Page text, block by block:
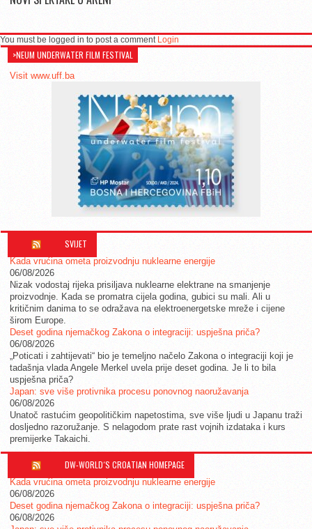
You must be logged in to post a comment Login
>NEUM UNDERWATER FILM FESTIVAL
Visit www.uff.ba
SVIJET
Kada vrućina ometa proizvodnju nuklearne energije
06/08/2026
Nizak vodostaj rijeka prisiljava nuklearne elektrane na smanjenje
proizvodnje. Kada se promatra cijela godina, gubici su mali. Ali u
kritičnim danima to se odražava na elektroenergetske mreže i cijene
širom Europe.
Deset godina njemačkog Zakona o integraciji: uspješna priča?
06/08/2026
„Poticati i zahtijevati“ bio je temeljno načelo Zakona o integraciji koji je
tadašnja vlada Angele Merkel uvela prije deset godina. Je li to bila
uspješna priča?
Japan: sve više protivnika procesu ponovnog naoružavanja
06/08/2026
Unatoč rastućim geopolitičkim napetostima, sve više ljudi u Japanu traži
dosljedno razoružanje. S nelagodom prate rast vojnih izdataka i kurs
premijerke Takaichi.
DW-WORLD´S CROATIAN HOMEPAGE
Kada vrućina ometa proizvodnju nuklearne energije
06/08/2026
Deset godina njemačkog Zakona o integraciji: uspješna priča?
06/08/2026